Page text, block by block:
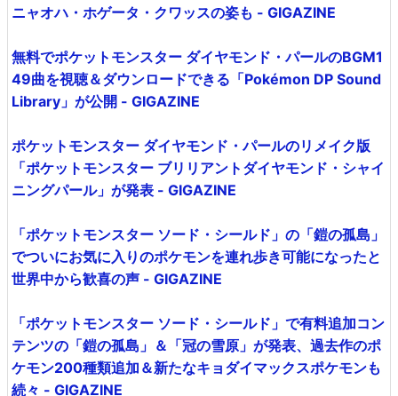
ニャオハ・ホゲータ・クワッスの姿も - GIGAZINE
無料でポケットモンスター ダイヤモンド・パールのBGM1
49曲を視聴＆ダウンロードできる「Pokémon DP Sound
Library」が公開 - GIGAZINE
ポケットモンスター ダイヤモンド・パールのリメイク版
「ポケットモンスター ブリリアントダイヤモンド・シャイ
ニングパール」が発表 - GIGAZINE
「ポケットモンスター ソード・シールド」の「鎧の孤島」
でついにお気に入りのポケモンを連れ歩き可能になったと
世界中から歓喜の声 - GIGAZINE
「ポケットモンスター ソード・シールド」で有料追加コン
テンツの「鎧の孤島」＆「冠の雪原」が発表、過去作のポ
ケモン200種類追加＆新たなキョダイマックスポケモンも
続々 - GIGAZINE